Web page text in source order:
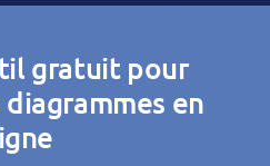
gratuit pour
en